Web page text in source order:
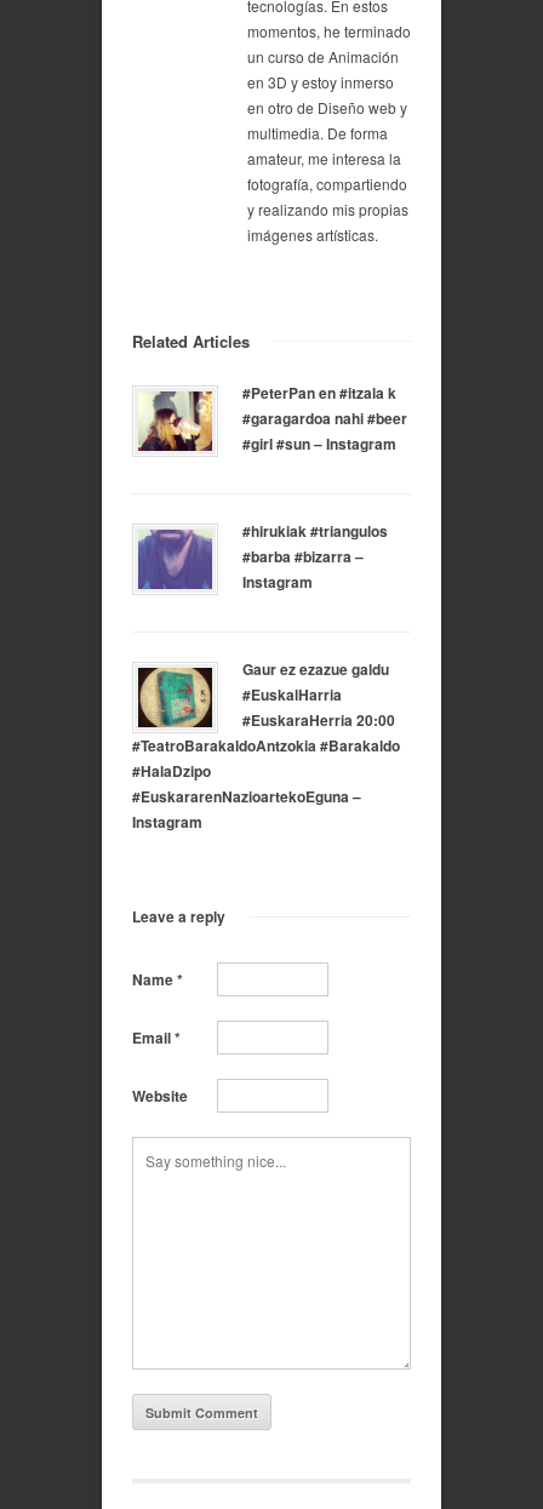
tecnologías. En estos
momentos, he terminado
un curso de Animación
en 3D y estoy inmerso
en otro de Diseño web y
multimedia. De forma
amateur, me interesa la
fotografía, compartiendo
y realizando mis propias
imágenes artísticas.
Related Articles
#PeterPan en #itzala k
#garagardoa nahi #beer
#girl #sun – Instagram
#hirukiak #triangulos
#barba #bizarra –
Instagram
Gaur ez ezazue galdu
#EuskalHarria
#EuskaraHerria 20:00
#TeatroBarakaldoAntzokia #Barakaldo
#HalaDzipo
#EuskararenNazioartekoEguna –
Instagram
Leave a reply
Name*
Email*
Website